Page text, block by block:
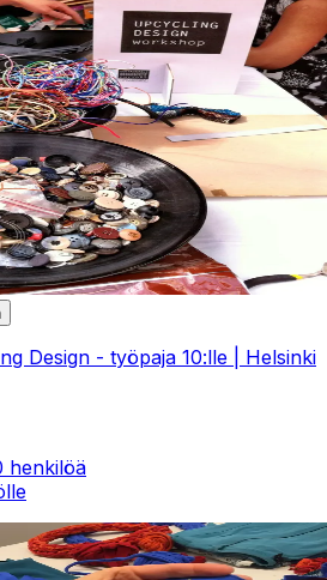
Design - työpaja 10:lle | Helsinki
henkilöä